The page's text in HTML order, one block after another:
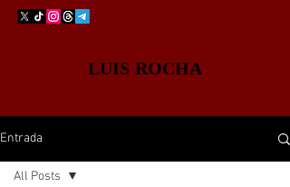
LUIS ROCHA
Entrada
All Posts